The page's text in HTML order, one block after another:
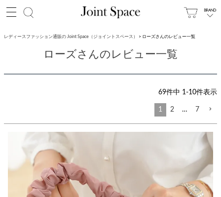
レディースファッション通販の Joint Space（ジョイントスペース） ローズさんのレビュー一覧
ローズさんのレビュー一覧
69件中 1-10件表示
1 2 … 7